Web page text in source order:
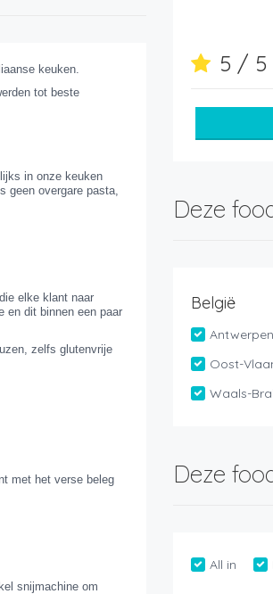
keuken.
tot beste
in onze keuken
geen overgare pasta,
elke klant naar
en dit binnen een paar
zelfs glutenvrije
met het verse beleg
snijmachine om
5 / 5
Deze
België
Antwerpen
Oost-
Waals-
Deze
All in